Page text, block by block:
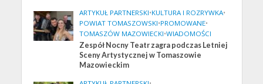
ARTYKUŁ PARTNERSKI•KULTURA I ROZRYWKA•
POWIAT TOMASZOWSKI•PROMOWANE•
TOMASZÓW MAZOWIECKI•WIADOMOŚCI
Zespół Nocny Teatr zagra podczas Letniej
Sceny Artystycznej w Tomaszowie
Mazowieckim